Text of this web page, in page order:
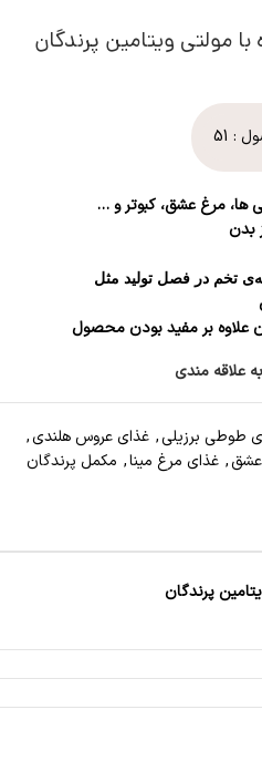
مولتی ویتامین پرندگان
:
51
ها، مرغ عشق، کبوتر و …
بدن
تخم در فصل تولید مثل
علاوه بر مفید بودن محصول
علاقه مندی
طوطی برزیلی, غذای عروس هلندی,
, غذای مرغ مینا, مکمل پرندگان
پرندگان